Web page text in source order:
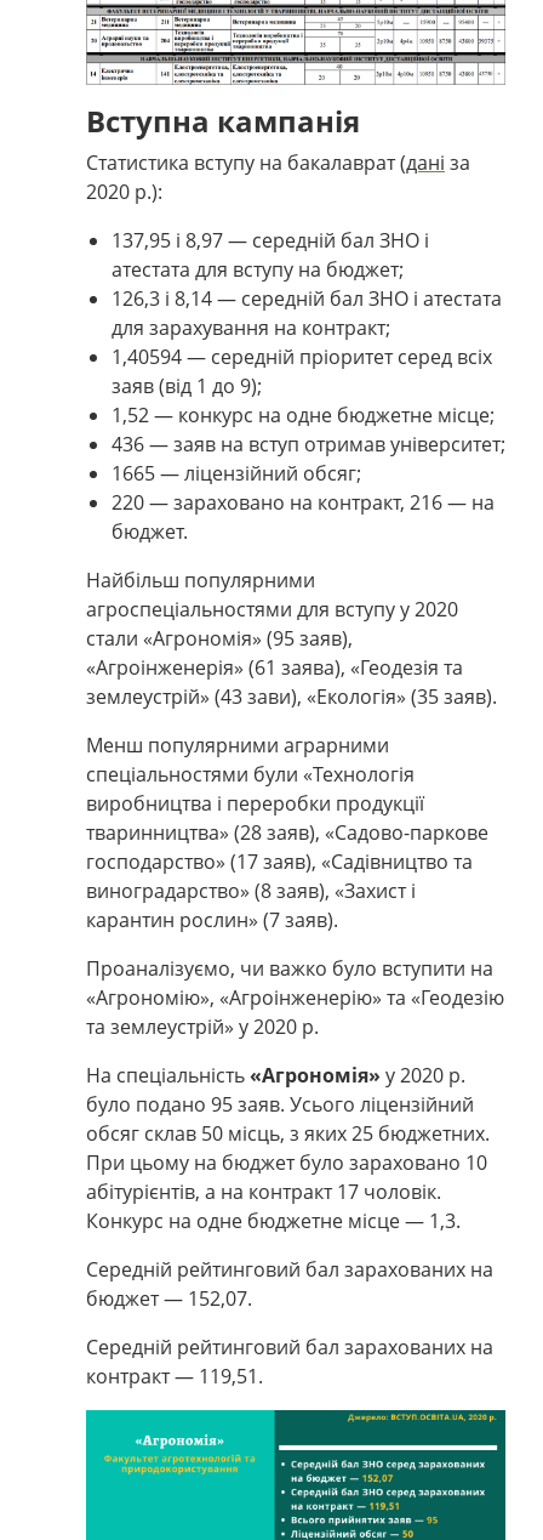
Вступна кампанія
Статистика вступу на бакалаврат (дані за
2020 р.):
137,95 і 8,97 — середній бал ЗНО і
атестата для вступу на бюджет;
126,3 і 8,14 — середній бал ЗНО і атестата
для зарахування на контракт;
1,40594— середній пріоритет серед всіх
заяв (від 1 до 9);
1,52 — конкурс на одне бюджетне місце;
436 — заяв на вступ отримав університет;
1665 — ліцензійний обсяг;
220 — зараховано на контракт, 216 — на
бюджет.
Найбільш популярними
агроспеціальностями для вступу у 2020
стали «Агрономія» (95 заяв),
«Агроінженерія» (61 заява), «Геодезія та
землеустрій» (43 зави), «Екологія» (35 заяв).
Менш популярними аграрними
спеціальностями були «Технологія
виробництва і переробки продукції
тваринництва» (28 заяв), «Садово-паркове
господарство» (17 заяв), «Садівництво та
виноградарство» (8 заяв), «Захист і
карантин рослин» (7 заяв).
Проаналізуємо, чи важко було вступити на
«Агрономію», «Агроінженерію» та «Геодезію
та землеустрій» у 2020 р.
На спеціальність«Агрономія» у 2020 р.
було подано 95 заяв. Усього ліцензійний
обсяг склав 50 місць, з яких 25 бюджетних.
При цьому на бюджет було зараховано 10
абітурієнтів, а на контракт 17 чоловік.
Конкурс на одне бюджетне місце — 1,3.
Середній рейтинговий бал зарахованих на
бюджет — 152,07.
Середній рейтинговий бал зарахованих на
контракт — 119,51.